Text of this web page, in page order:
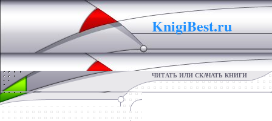
KnigiBest.ru
ЧИТАТЬ ИЛИ СКАЧАТЬ КНИГИ